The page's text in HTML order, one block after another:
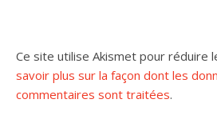
Ce site utilise Akismet pour réduire
savoir plus sur la façon dont les
commentaires sont traitées.